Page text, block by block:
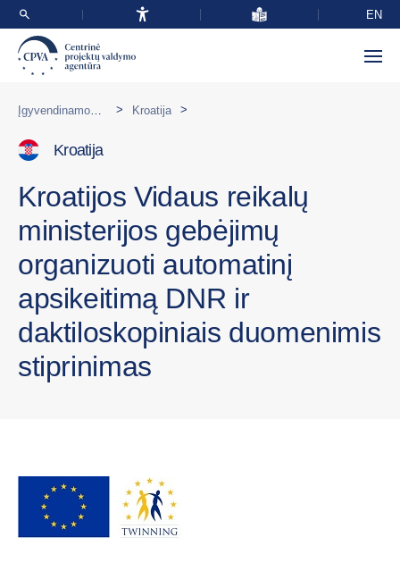
EN
> Kroatija >
Kroatija
Kroatijos Vidaus reikalų
ministerijos gebėjimų
organizuoti automatinį
apsikeitimą DNR ir
daktiloskopiniais duomenimis
stiprinimas